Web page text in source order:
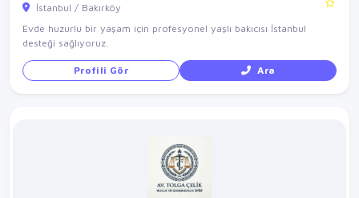
İstanbul / Bakırköy
Evde huzurlu bir yaşam için profesyonel yaşlı bakıcısı İstanbul
desteği sağlıyoruz.
Profili Gör Ara